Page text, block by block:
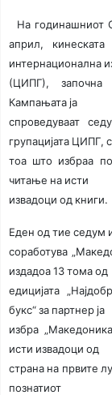
На годинашниот
април,
интернационална
(ЦИПГ), започна
Кампањата ја
спроведуваат
групацијата ЦИПГ,
тоа што избраа
читање на исти
извадоци од книги.
Еден од тие седум
соработува
издадоа 13 тома од
едицијата
букс“ за партнер ја
избра
исти извадоци од
страна на првите
познатиот